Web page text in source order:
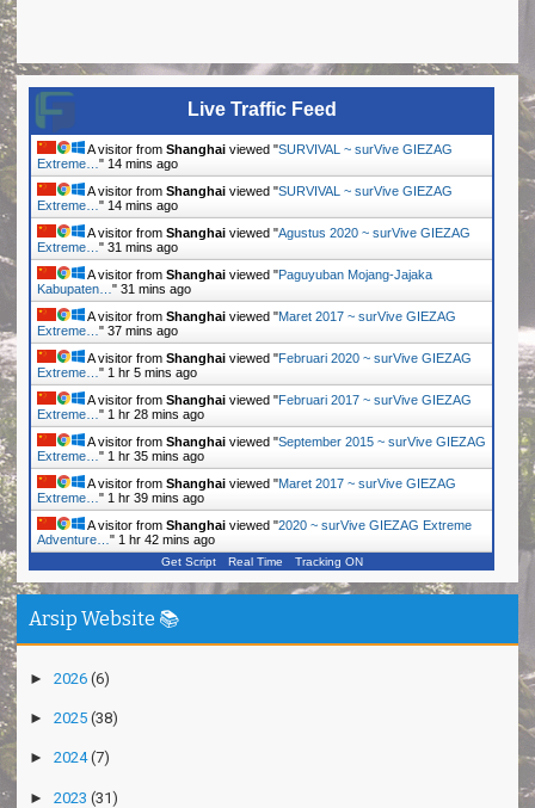
Live Traffic Feed
A visitor from Shanghai viewed "SURVIVAL ~ surVive GIEZAG
Extreme… " 14 mins ago
A visitor from Shanghai viewed "SURVIVAL ~ surVive GIEZAG
Extreme… " 14 mins ago
A visitor from Shanghai viewed "Agustus 2020 ~ surVive GIEZAG
Extreme… " 31 mins ago
A visitor from Shanghai viewed "Paguyuban Mojang-Jajaka
Kabupaten… " 31 mins ago
A visitor from Shanghai viewed "Maret 2017 ~ surVive GIEZAG
Extreme… " 37 mins ago
A visitor from Shanghai viewed "Februari 2020 ~ surVive GIEZAG
Extreme… " 1 hr 5 mins ago
A visitor from Shanghai viewed "Februari 2017 ~ surVive GIEZAG
Extreme… " 1 hr 28 mins ago
A visitor from Shanghai viewed "September 2015 ~ surVive GIEZAG
Extreme… " 1 hr 35 mins ago
A visitor from Shanghai viewed "Maret 2017 ~ surVive GIEZAG
Extreme… " 1 hr 39 mins ago
A visitor from Shanghai viewed "2020 ~ surVive GIEZAG Extreme
Adventure… " 1 hr 42 mins ago
Get Script Real Time Tracking ON
Arsip Website 📚
► 2026 (6)
► 2025 (38)
► 2024(7)
► 2023 (31)